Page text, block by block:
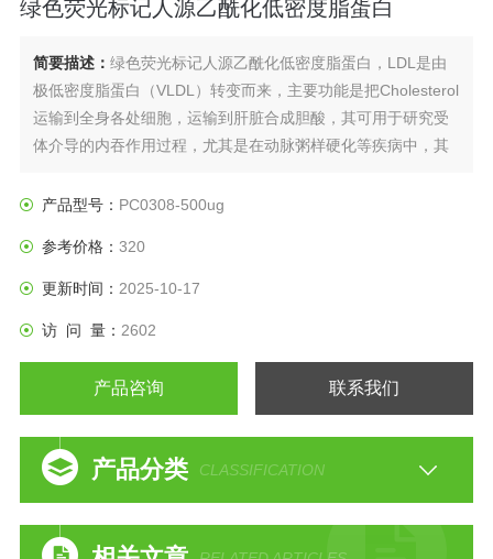
绿色荧光标记人源乙酰化低密度脂蛋白
简要描述： 绿色荧光标记人源乙酰化低密度脂蛋白，LDL是由
极低密度脂蛋白（VLDL）转变而来，主要功能是把Cholesterol
运输到全身各处细胞，运输到肝脏合成胆酸，其可用于研究受
体介导的内吞作用过程，尤其是在动脉粥样硬化等疾病中，其
产品型号： PC0308-500ug
参考价格： 320
更新时间： 2025-10-17
访 问 量： 2602
产品咨询 联系我们
产品分类 CLASSIFICATION